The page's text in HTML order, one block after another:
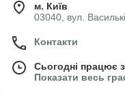
м. Київ
03040, вул.
Контакти
Сьогодні працює
Показати весь